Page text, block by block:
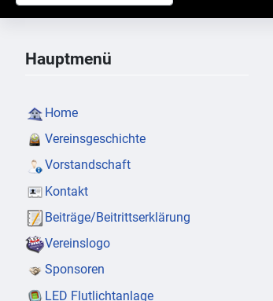
Hauptmenü
Home
Vereinsgeschichte
Vorstandschaft
Kontakt
Beiträge/Beitrittserklärung
Vereinslogo
Sponsoren
LED Flutlichtanlage